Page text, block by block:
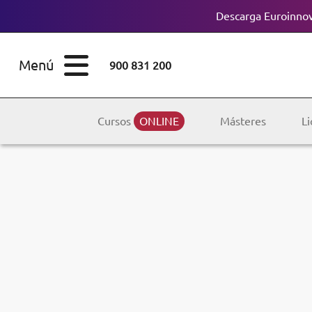
Descarga
Menú 900 831 200
ESTUDIOS
Licenciaturas
Doctorados
Cursos ONLINE Másteres